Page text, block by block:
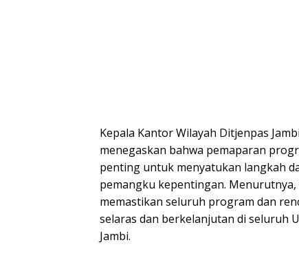
Kepala Kantor Wilayah Ditjenpas
menegaskan bahwa pemaparan
penting untuk menyatukan langkah
pemangku kepentingan.
memastikan seluruh program dan
selaras dan berkelanjutan di seluruh
Jambi.